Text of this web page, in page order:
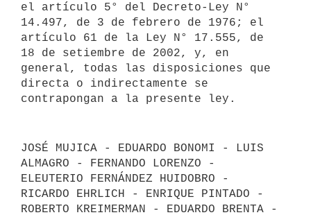
el artículo 5° del Decreto-Ley N°
14.497, de 3 de febrero de 1976; el
artículo 61 de la Ley N° 17.555, de
18 de setiembre de 2002, y, en
general, todas las disposiciones que
directa o indirectamente se
JOSÉ MUJICA - EDUARDO BONOMI - LUIS
ALMAGRO - FERNANDO LORENZO -
ELEUTERIO FERNÁNDEZ HUIDOBRO -
RICARDO EHRLICH - ENRIQUE PINTADO -
ROBERTO KREIMERMAN - EDUARDO BRENTA -